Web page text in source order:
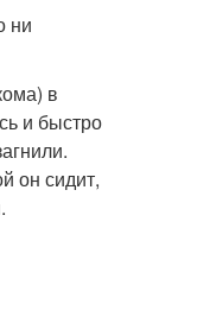
ни
в
и быстро
он сидит,